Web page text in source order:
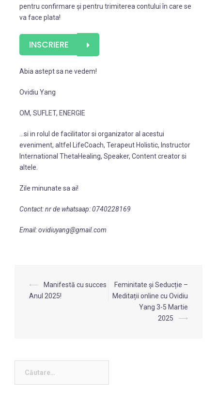
pentru confirmare și pentru trimiterea contului în care se
va face plata!
INSCRIERE
Abia astept sa ne vedem!
Ovidiu Yang
OM, SUFLET, ENERGIE
…si in rolul de facilitator si organizator al acestui
eveniment, altfel LifeCoach, Terapeut Holistic, Instructor
International ThetaHealing, Speaker, Content creator si
altele.
Zile minunate sa ai!
Contact: nr de whatsaap: 0740228169
Email: ovidiuyang@gmail.com
⟵
Manifestă cu succes
Anul 2025!
Feminitate și Seducție –
Meditații online cu Ovidiu
Yang 3-5 Martie
2025
⟶